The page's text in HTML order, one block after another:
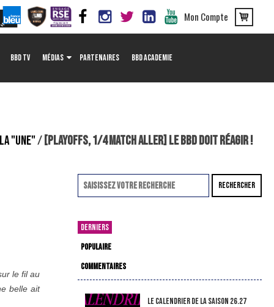
Mon Compte
BBD TV MÉDIAS PARTENAIRES BBD ACADEMIE
"UNE"/ [PLAYOFFS, 1/4 MATCH ALLER] LE BBD DOIT RÉAGIR !
le fil au
belle ait
RECHERCHER
DERNIERS
POPULAIRE
COMMENTAIRES
LE CALENDRIER DE LA SAISON 26.27